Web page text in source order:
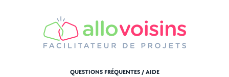
QUESTIONS FRÉQUENTES / AIDE